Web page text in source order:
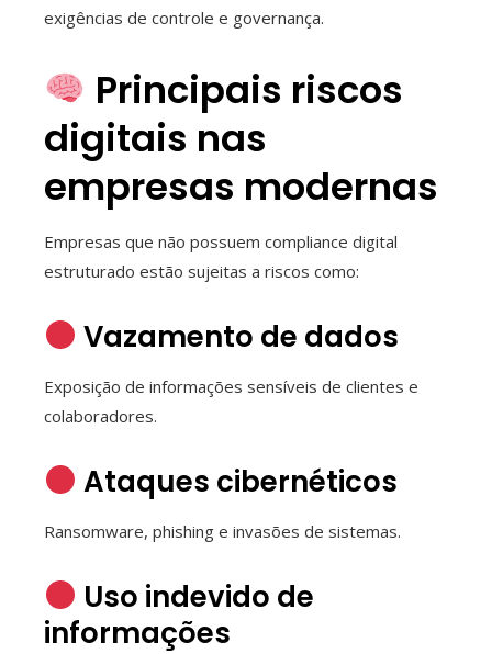
exigências de controle e governança.
Principais riscos
digitais nas
empresas modernas
Empresas que não possuem compliance digital
estruturado estão sujeitas a riscos como:
Vazamento de dados
Exposição de informações sensíveis de clientes e
colaboradores.
Ataques cibernéticos
Ransomware, phishing e invasões de sistemas.
Uso indevido de
informações